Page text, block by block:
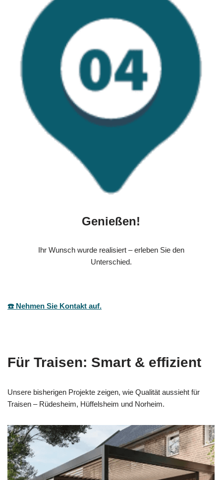
Genießen!
Ihr Wunsch wurde realisiert – erleben Sie den
Unterschied.
☎️ Nehmen Sie Kontakt auf.
Für Traisen: Smart & effizient
Unsere bisherigen Projekte zeigen, wie Qualität aussieht für
Traisen – Rüdesheim, Hüffelsheim und Norheim.